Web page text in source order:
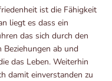
ist die Fähigkeit
liegt es dass ein
das sich durch den
Beziehungen ab und
das Leben. Weiterhin
damit einverstanden zu